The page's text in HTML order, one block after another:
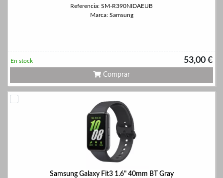
Referencia: SM-R390NIDAEUB
Marca: Samsung
53,00 €
En stock
Comprar
Samsung Galaxy Fit3 1.6" 40mm BT Gray